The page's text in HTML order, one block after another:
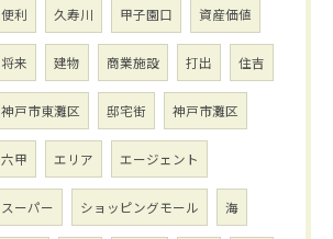
便利 久寿川 甲子園口 資産価値
将来 建物 商業施設 打出 住吉
神戸市東灘区 邸宅街 神戸市灘区
六甲 エリア エージェント
スーパー ショッピングモール 海